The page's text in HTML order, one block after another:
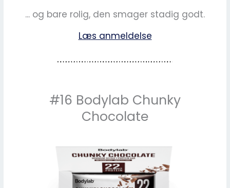
... og bare rolig, den smager stadig godt.
Læs anmeldelse
#16 Bodylab Chunky
Chocolate